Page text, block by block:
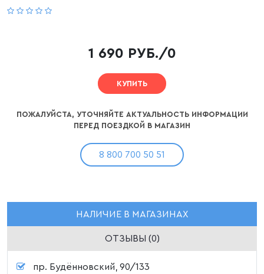
1 690 РУБ./0
КУПИТЬ
ПОЖАЛУЙСТА, УТОЧНЯЙТЕ АКТУАЛЬНОСТЬ ИНФОРМАЦИИ
ПЕРЕД ПОЕЗДКОЙ В МАГАЗИН
8 800 700 50 51
НАЛИЧИЕ В МАГАЗИНАХ
ОТЗЫВЫ (0)
пр. Будённовский, 90/133